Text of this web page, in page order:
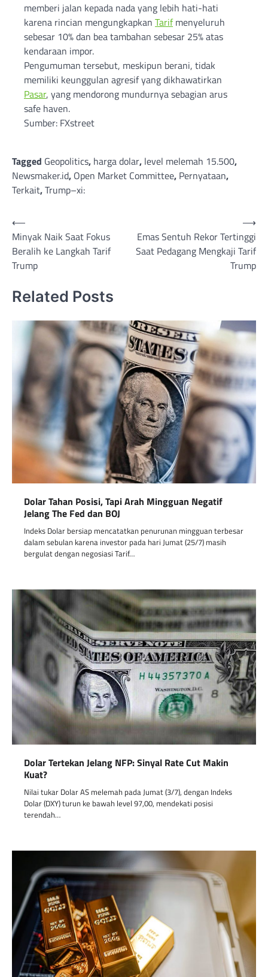
memberi jalan kepada nada yang lebih hati-hati
karena rincian mengungkapkan Tarifmenyeluruh
sebesar 10% dan bea tambahan sebesar 25% atas
kendaraan impor.
Pengumuman tersebut, meskipun berani, tidak
memiliki keunggulan agresif yang dikhawatirkan
Pasar, yang mendorong mundurnya sebagian arus
safe haven.
Sumber: FXstreet
Tagged Geopolitics, harga dolar, level melemah 15.500,
Newsmaker.id, Open Market Committee, Pernyataan,
Terkait,Trump–xi:
Post
navigation
⟵
Minyak Naik Saat Fokus
Beralih ke Langkah Tarif
Trump
Emas Sentuh Rekor Tertinggi
Saat Pedagang Mengkaji Tarif
Trump
⟶
Related Posts
Dolar Tahan Posisi, Tapi Arah Mingguan Negatif
Jelang The Fed dan BOJ
Indeks Dolar bersiap mencatatkan penurunan mingguan terbesar
dalam sebulan karena investor pada hari Jumat (25/7) masih
bergulat dengan negosiasi Tarif…
Dolar Tertekan Jelang NFP: Sinyal Rate Cut Makin
Kuat?
Nilai tukar Dolar AS melemah pada Jumat (3/7), dengan Indeks
Dolar (DXY) turun ke bawah level 97,00, mendekati posisi
terendah…